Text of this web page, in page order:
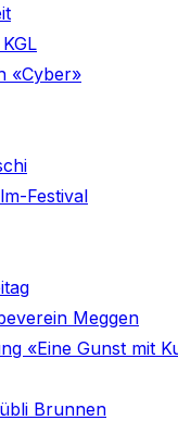
«Cyber»
Festival
Meggen
«Eine Gunst mit
Brunnen